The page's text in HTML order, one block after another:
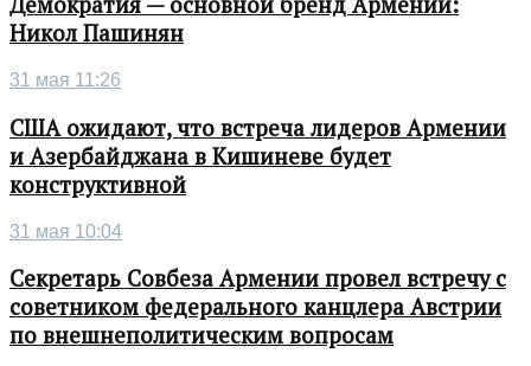
Никол Пашинян
31 мая 11:26
США ожидают, что встреча лидеров Армении
и Азербайджана в Кишиневе будет
конструктивной
31 мая 10:04
Секретарь Совбеза Армении провел встречу с
советником федерального канцлера Австрии
по внешнеполитическим вопросам